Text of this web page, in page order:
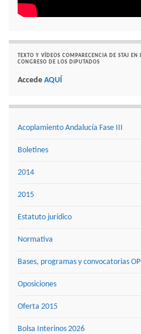
TEXTO Y VÍDEOS COMPARECENCIA DE STAJ
CONGRESO DE LOS DIPUTADOS
Accede AQUÍ
Acoplamiento Andalucía Fase III
Boletines
2014
2015
Estatuto jurídico
Normativa
Bases, programas y convocatorias
Oposiciones
Oferta 2015
Bolsa Interinos 2026